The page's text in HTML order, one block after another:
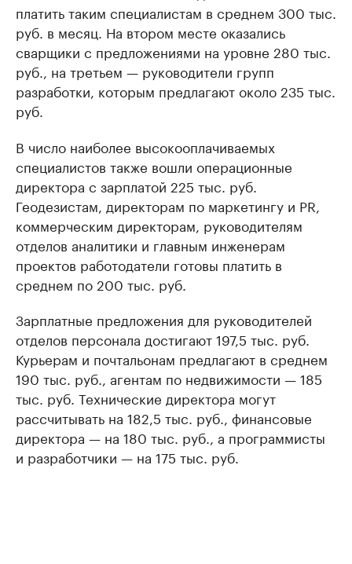
платить таким специалистам в среднем 300 тыс.
руб. в месяц. На втором месте оказались
сварщики с предложениями на уровне 280 тыс.
руб., на третьем — руководители групп
разработки, которым предлагают около 235 тыс.
руб.
В число наиболее высокооплачиваемых
специалистов также вошли операционные
директора с зарплатой 225 тыс. руб.
Геодезистам, директорам по маркетингу и PR,
коммерческим директорам, руководителям
отделов аналитики и главным инженерам
проектов работодатели готовы платить в
среднем по 200 тыс. руб.
Зарплатные предложения для руководителей
отделов персонала достигают 197,5 тыс. руб.
Курьерам и почтальонам предлагают в среднем
190 тыс. руб., агентам по недвижимости — 185
тыс. руб. Технические директора могут
рассчитывать на 182,5 тыс. руб., финансовые
директора — на 180 тыс. руб., а программисты
и разработчики — на 175 тыс. руб.